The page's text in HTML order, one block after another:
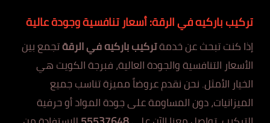
تركيب باركيه في الرقة: أسعار تنافسية وجودة عالية
إذا كنت تبحث عن خدمةتركيب باركيه في الرقةتجمع بين
الأسعار التنافسية والجودة العالية، فبرجة الكويت هي
الخيار الأمثل. نحن نقدم عروضاً مميزة تناسب جميع
الميزانيات، دون المساومة على جودة المواد أو حرفية